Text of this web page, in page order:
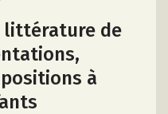
littérature de
à